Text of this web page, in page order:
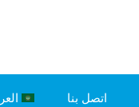
اتصل بنا